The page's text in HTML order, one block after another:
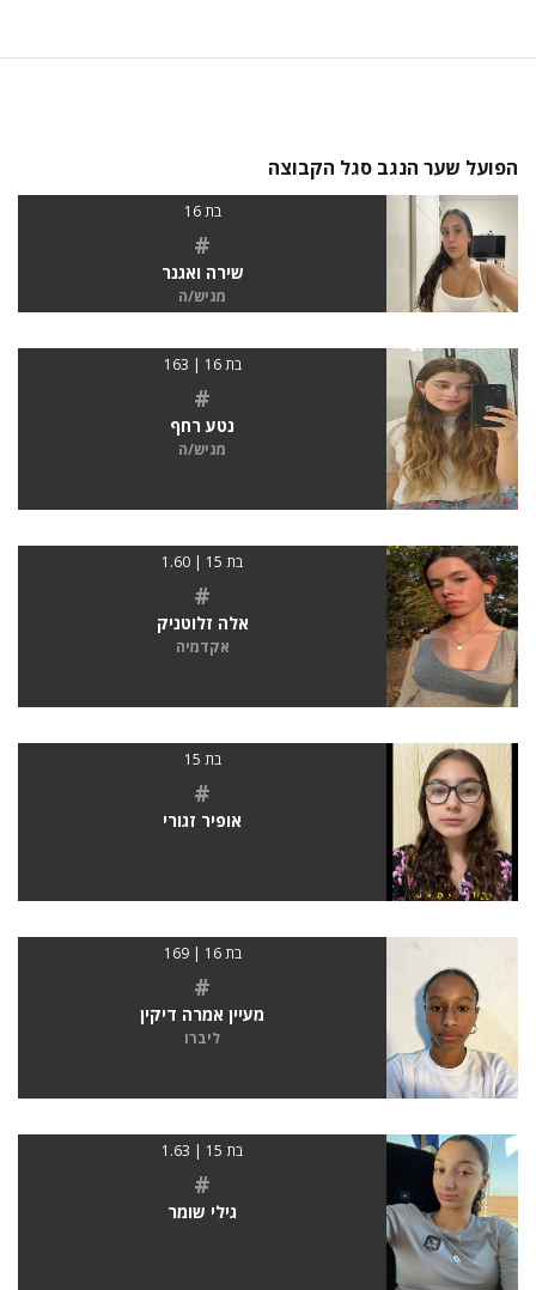
הפועל שער הנגב סגל הקבוצה
בת 16
#
שירה ואגנר
מגיש/ה
בת 16 | 163
#
נטע רחף
מגיש/ה
בת 15 | 1.60
#
אלה זלוטניק
אקדמיה
בת 15
#
אופיר זגורי
בת 16 | 169
#
מעיין אמרה דיקין
ליברו
בת 15 | 1.63
#
גילי שומר